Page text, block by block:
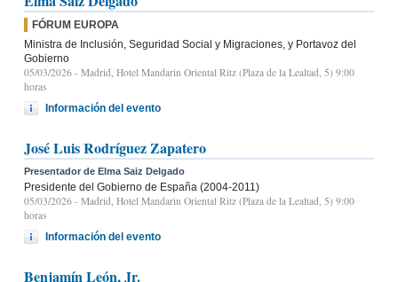
FÓRUM EUROPA
Ministra de Inclusión, Seguridad Social y Migraciones, y Portavoz del
Gobierno
05/03/2026 - Madrid, Hotel Mandarin Oriental Ritz (Plaza de la Lealtad, 5) 9:00
horas
Información del evento
José Luis Rodríguez Zapatero
Presentador de Elma Saiz Delgado
Presidente del Gobierno de España (2004-2011)
05/03/2026 - Madrid, Hotel Mandarin Oriental Ritz (Plaza de la Lealtad, 5) 9:00
horas
Información del evento
Benjamín León, Jr.